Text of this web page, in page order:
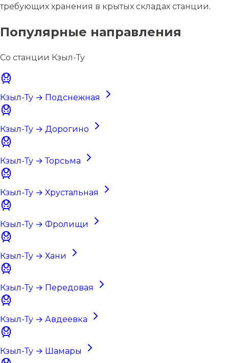
требующих хранения в крытых складах станции.
Популярные направления
Со станции Кзыл-Ту
Кзыл-Ту → Подснежная
Кзыл-Ту → Дорогино
Кзыл-Ту → Торсьма
Кзыл-Ту → Хрустальная
Кзыл-Ту → Фролищи
Кзыл-Ту → Хани
Кзыл-Ту → Передовая
Кзыл-Ту → Авдеевка
Кзыл-Ту → Шамары